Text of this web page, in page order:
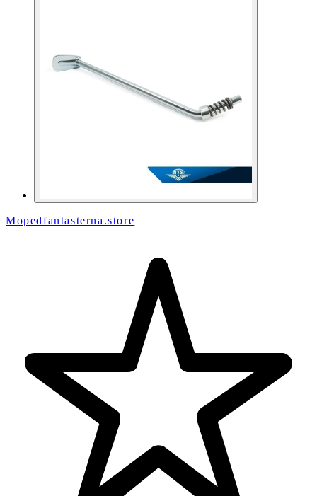
Mopedfantasterna.store